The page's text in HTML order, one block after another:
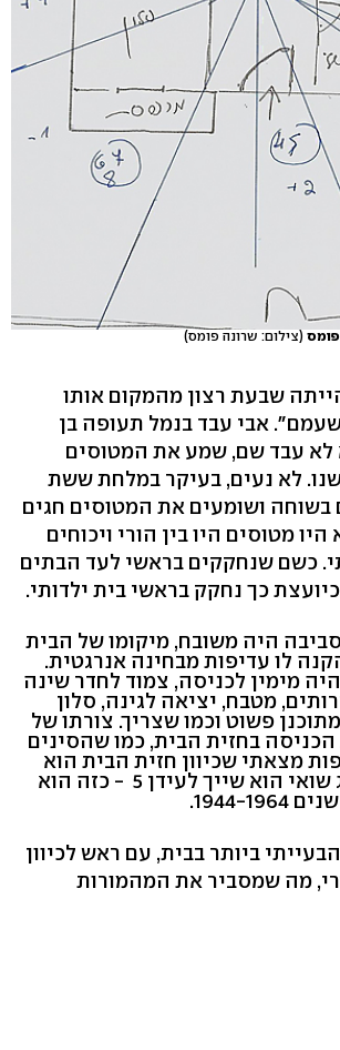
(צילום: שרונה פומס)
שבעת רצון מהמקום אותו
אבי עבד בנמל תעופה בן
לא עבד שם, שמע את המטוסים
לא נעים, בעיקר במלחת ששת
בשוחה ושומעים את המטוסים חגים
מטוסים היו בין הורי ויכוחים
כשם שנחקקים בראשי לעד הבתים
כך נחקק בראשי בית ילדותי.
היה משובח, מיקומו של הבית
לו עדיפות מבחינה אנרגטית.
מימין לכניסה, צמוד לחדר שינה
מטבח, יציאה לגינה, סלון
פשוט וכמו שצריך. צורתו של
בחזית הבית, כמו שהסינים
מצאתי שכיוון חזית הבית הוא
צפון, על פי הפנג שואי הוא שייך לעידן 5 - כזה הוא
1964.
ביותר בבית, עם ראש לכיוון
מה שמסביר את המהמורות